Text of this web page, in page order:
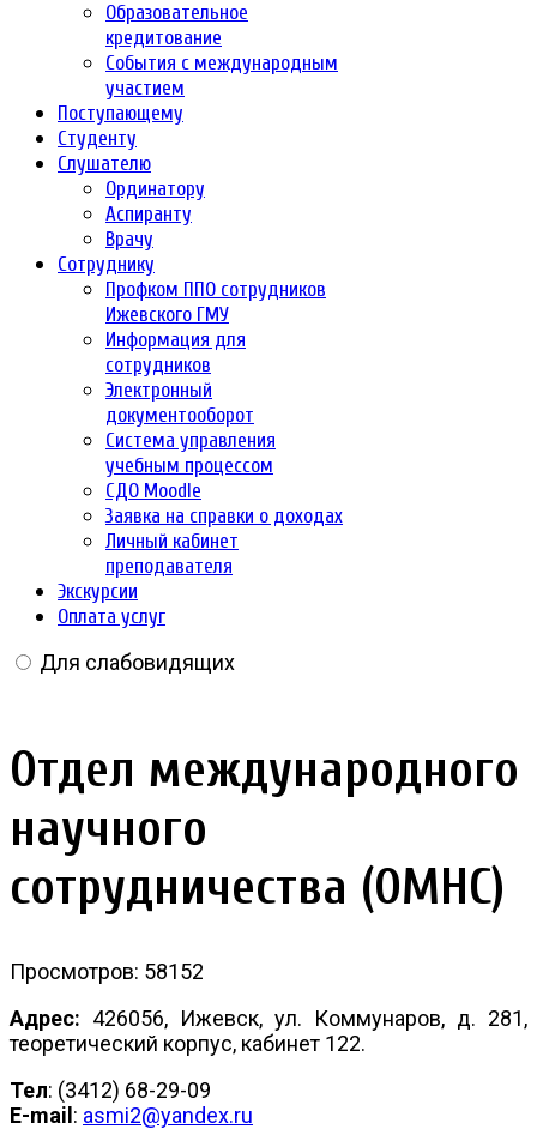
Образовательное
кредитование
События с международным
участием
Поступающему
Студенту
Слушателю
Ординатору
Аспиранту
Врачу
Сотруднику
Профком ППО сотрудников
Ижевского ГМУ
Информация для
сотрудников
Электронный
документооборот
Система управления
учебным процессом
СДО Moodle
Заявка на справки о доходах
Личный кабинет
преподавателя
Экскурсии
Оплата услуг
Для слабовидящих
Отдел международного
научного
сотрудничества (ОМНС)
Просмотров: 58152
Адрес: 426056, Ижевск, ул. Коммунаров, д. 281,
теоретический корпус, кабинет 122.
Тел: (3412) 68-29-09
Е-mail: asmi2@yandex.ru